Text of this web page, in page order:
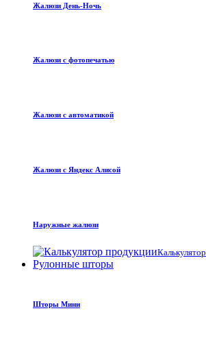
Жалюзи День-Ночь
Жалюзи с фотопечатью
Жалюзи с автоматикой
Жалюзи с Яндекс Алисой
Наружные жалюзи
Калькулятор
Рулонные шторы
Шторы Мини